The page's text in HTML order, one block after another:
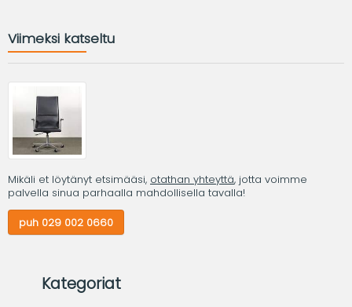
Viimeksi katseltu
Mikäli et löytänyt etsimääsi, otathan yhteyttä, jotta voimme
palvella sinua parhaalla mahdollisella tavalla!
puh 029 002 0660
Kategoriat